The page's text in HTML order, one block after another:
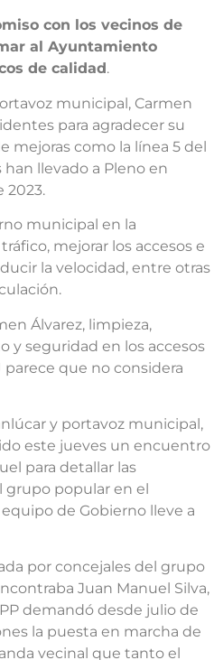
con los vecinos de
al Ayuntamiento
de calidad .
municipal, Carmen
para agradecer su
mejoras como la línea 5 del
llevado a Pleno en
2023.
municipal en la
mejorar los accesos e
la velocidad, entre otras
Álvarez, limpieza,
y seguridad en los accesos
parece que no considera
y portavoz municipal,
este jueves un encuentro
para detallar las
grupo popular en el
de Gobierno lleve a
por concejales del grupo
Juan Manuel Silva,
demandó desde julio de
la puesta en marcha de
vecinal que tanto el